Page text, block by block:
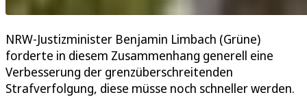
NRW-Justizminister Benjamin Limbach (Grüne)
forderte in diesem Zusammenhang generell eine
Verbesserung der grenzüberschreitenden
Strafverfolgung, diese müsse noch schneller werden.